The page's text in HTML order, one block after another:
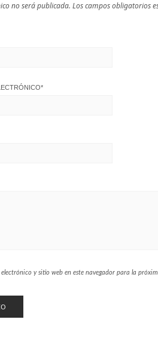
no será publicada. Los campos obligatorios
*
y sitio web en este navegador para la